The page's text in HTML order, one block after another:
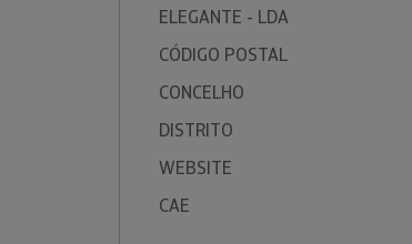
ELEGANTE - LDA
CÓDIGO POSTAL
CONCELHO
DISTRITO
WEBSITE
CAE